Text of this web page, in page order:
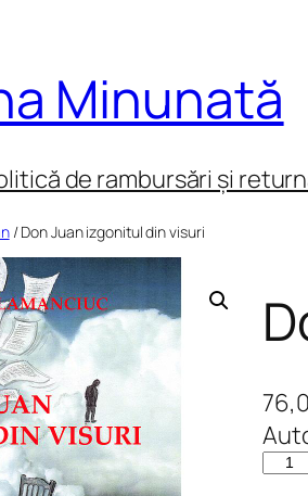
Minunată
de rambursări și
/ Don Juan izgonitul din visuri
C